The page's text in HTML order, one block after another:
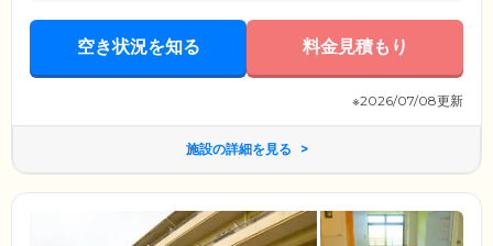
空き状況を知る 料金見積もり
※2026/07/08更新
施設の詳細を見る